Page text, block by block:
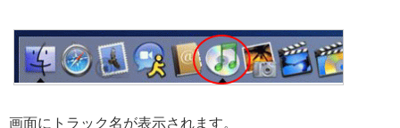
画面にトラック名が表示されます。